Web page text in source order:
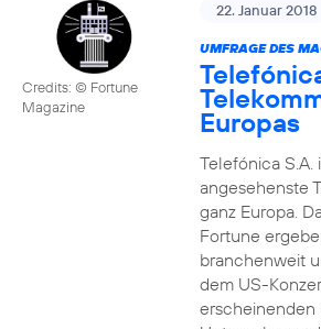
Credits: © Fortune
Magazine
22. Januar 2018
UMFRAGE DES
Europas
Telefónica
angesehenste
ganz Europa.
Fortune
branchenweit
dem US-
erscheinenden